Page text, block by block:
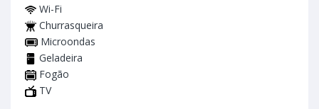
Wi-Fi
Churrasqueira
Microondas
Geladeira
Fogão
TV